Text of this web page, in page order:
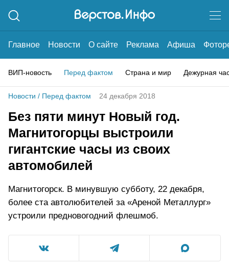
Главное Новости О сайте Реклама Афиша
ВИП-новость Перед фактом Страна и мир Дежурная
Новости / Перед фактом 24 декабря 2018
Без пяти минут Новый год.
Магнитогорцы выстроили
гигантские часы из своих
автомобилей
Магнитогорск. В минувшую субботу, 22 декабря,
более ста автолюбителей за «Ареной Металлург»
устроили предновогодний флешмоб.